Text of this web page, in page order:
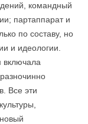
командный
партаппарат и
по составу, но
и идеологии.
включала
Все эти